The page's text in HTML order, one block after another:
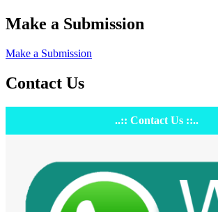
Make a Submission
Make a Submission
Contact Us
..:: Contact Us ::..